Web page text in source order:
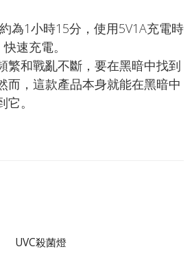
為1小時15分，使用5V1A充電時
速充電。
繁和戰亂不斷，要在黑暗中找到
而，這款產品本身就能在黑暗中
。
UVC殺菌燈